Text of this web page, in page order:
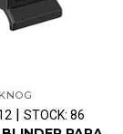
KNOG
| STOCK: 86